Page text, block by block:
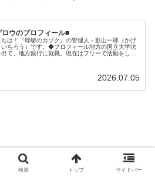
ロウのプロフィール■
ちは！『蜉蝣のカゾク』の管理人・影山一郎（かげ
いちろう）です。◆プロフィール地方の国立大学法
て、地方銀行に就職。現在はフリーで活動をして
2026.07.05
は芦屋のお金持ちで母親は美魔
検索 トップ サイドバー